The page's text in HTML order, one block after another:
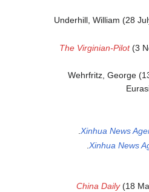
Underhill, William (28
The Virginian-Pilot(3
Wehrfritz, George
Xinhua News
.
Xinhua News
China Daily(18